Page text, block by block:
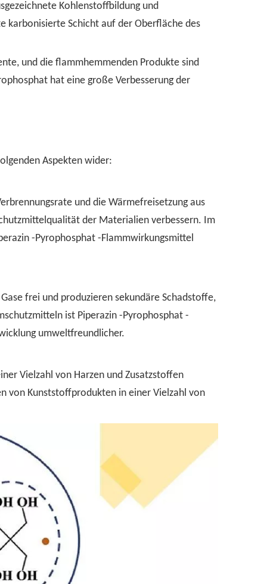
Kohlenstoffbildung und
karbonisierte Schicht auf der Oberfläche des
und die flammhemmenden Produkte sind
hat eine große Verbesserung der
Aspekten wider:
und die Wärmefreisetzung aus
der Materialien verbessern. Im
-Pyrophosphat -Flammwirkungsmittel
frei und produzieren sekundäre Schadstoffe,
ist Piperazin -Pyrophosphat -
umweltfreundlicher.
Vielzahl von Harzen und Zusatzstoffen
von Kunststoffprodukten in einer Vielzahl von